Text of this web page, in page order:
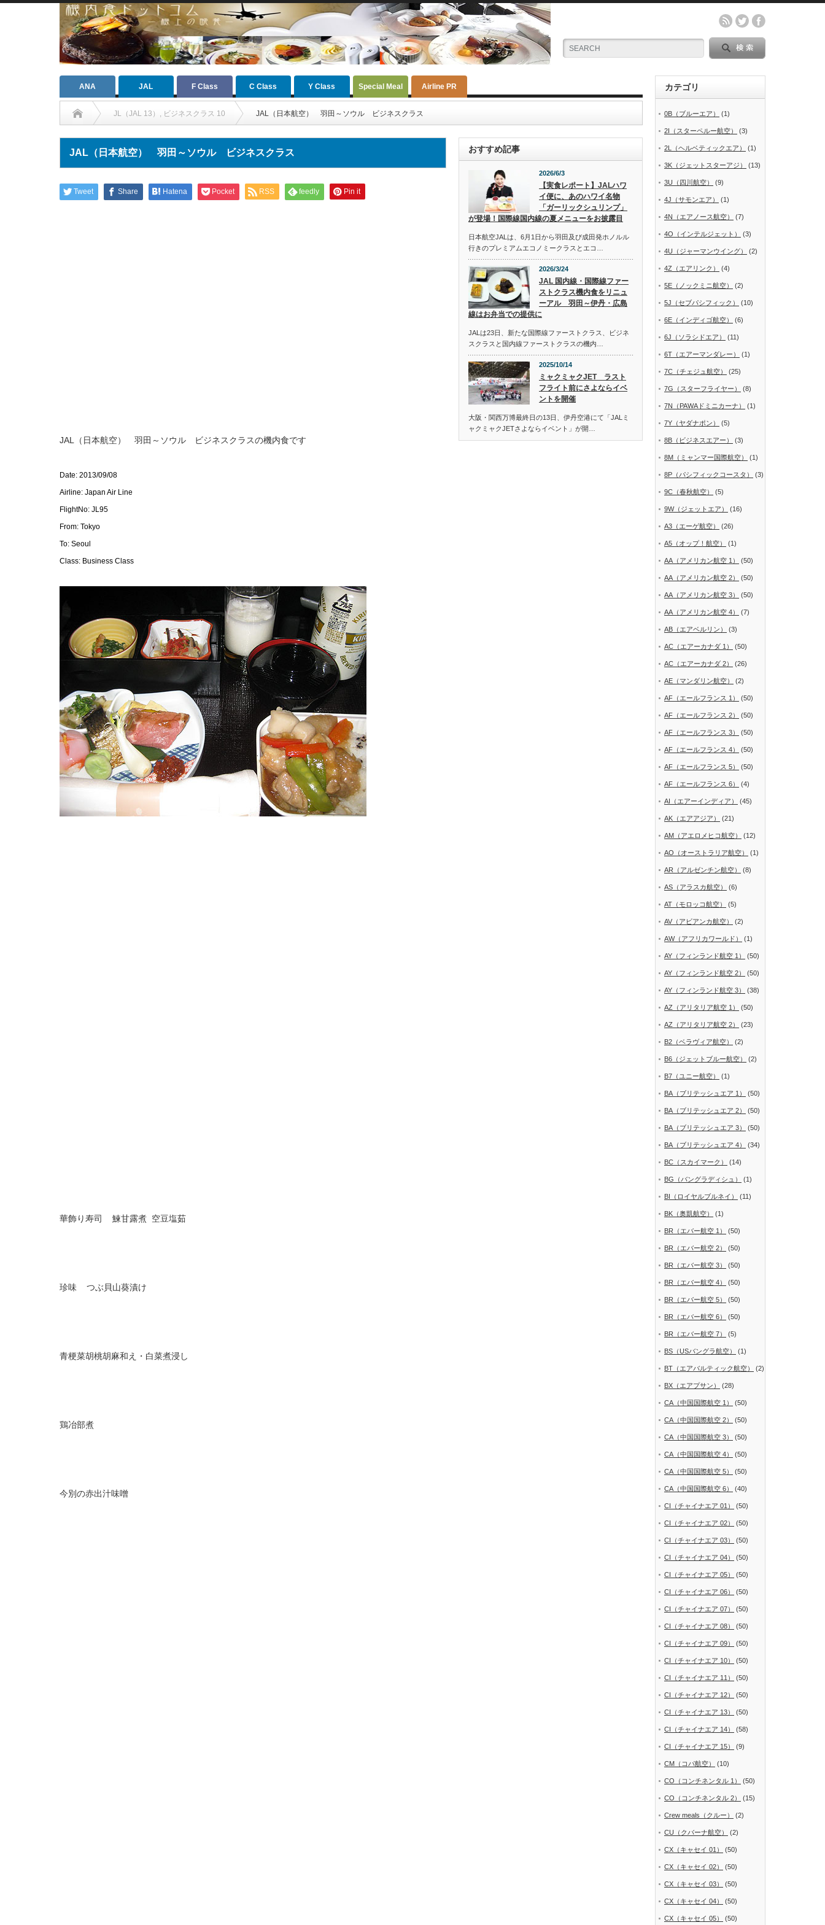
ANA JAL F Class C Class Y Class Special Meal Airline PR
JL（JAL 13） , ビジネスクラス 10 JAL（日本航空） 羽田～ソウル ビジネスクラス
JAL（日本航空） 羽田～ソウル ビジネスクラス
Tweet Share Hatena Pocket RSS feedly Pin it
JAL（日本航空） 羽田～ソウル ビジネスクラスの機内食です
Date: 2013/09/08
Airline: Japan Air Line
FlightNo: JL95
From: Tokyo
To: Seoul
Class: Business Class
華飾り寿司 鰊甘露煮 空豆塩茹
珍味 つぶ貝山葵漬け
青梗菜胡桃胡麻和え・白菜煮浸し
鶏冶部煮
今別の赤出汁味噌
おすすめ記事
2026/6/3
【実食レポート】JALハワ
イ便に、あのハワイ名物
「ガーリックシュリンプ」
が登場！国際線国内線の夏メニューをお披露目
日本航空JALは、6月1日から羽田及び成田発ホノルル
行きのプレミアムエコノミークラスとエコ…
2026/3/24
JAL 国内線・国際線ファー
ストクラス機内食をリニュ
ーアル 羽田～伊丹・広島
線はお弁当での提供に
JALは23日、新たな国際線ファーストクラス、ビジネ
スクラスと国内線ファーストクラスの機内…
2025/10/14
ミャクミャクJET ラスト
フライト前にさよならイベ
ントを開催
大阪・関西万博最終日の13日、伊丹空港にて「JALミ
ャクミャクJETさよならイベント」が開…
カテゴリ
0B（ブルーエア） (1)
2I（スターペルー航空） (3)
2L（ヘルベティックエア） (1)
3K（ジェットスターアジ） (13)
3U（四川航空） (9)
4J（サモンエア） (1)
4N（エアノース航空） (7)
4O（インテルジェット） (3)
4U（ジャーマンウイング） (2)
4Z（エアリンク） (4)
5E（ノックミニ航空） (2)
5J（セブパシフィック） (10)
6E（インディゴ航空） (6)
6J（ソラシドエア） (11)
6T（エアーマンダレー） (1)
7C（チェジュ航空） (25)
7G（スターフライヤー） (8)
7N（PAWAドミニカーナ） (1)
7Y（ヤダナポン） (5)
8B（ビジネスエアー） (3)
8M（ミャンマー国際航空） (1)
8P（パシフィックコースタ） (3)
9C（春秋航空） (5)
9W（ジェットエア） (16)
A3（エーゲ航空） (26)
A5（オップ！航空） (1)
AA（アメリカン航空 1） (50)
AA（アメリカン航空 2） (50)
AA（アメリカン航空 3） (50)
AA（アメリカン航空 4） (7)
AB（エアベルリン） (3)
AC（エアーカナダ 1） (50)
AC（エアーカナダ 2） (26)
AE（マンダリン航空） (2)
AF（エールフランス 1） (50)
AF（エールフランス 2） (50)
AF（エールフランス 3） (50)
AF（エールフランス 4） (50)
AF（エールフランス 5） (50)
AF（エールフランス 6） (4)
AI（エアーインディア） (45)
AK（エアアジア） (21)
AM（アエロメヒコ航空） (12)
AO（オーストラリア航空） (1)
AR（アルゼンチン航空） (8)
AS（アラスカ航空） (6)
AT（モロッコ航空） (5)
AV（アビアンカ航空） (2)
AW（アフリカワールド） (1)
AY（フィンランド航空 1） (50)
AY（フィンランド航空 2） (50)
AY（フィンランド航空 3） (38)
AZ（アリタリア航空 1） (50)
AZ（アリタリア航空 2） (23)
B2（ベラヴィア航空） (2)
B6（ジェットブルー航空） (2)
B7（ユニー航空） (1)
BA（ブリテッシュエア 1） (50)
BA（ブリテッシュエア 2） (50)
BA（ブリテッシュエア 3） (50)
BA（ブリテッシュエア 4） (34)
BC（スカイマーク） (14)
BG（バングラディシュ） (1)
BI（ロイヤルブルネイ） (11)
BK（奥凱航空） (1)
BR（エバー航空 1） (50)
BR（エバー航空 2） (50)
BR（エバー航空 3） (50)
BR（エバー航空 4） (50)
BR（エバー航空 5） (50)
BR（エバー航空 6） (50)
BR（エバー航空 7） (5)
BS（USバングラ航空） (1)
BT（エアバルティック航空） (2)
BX（エアプサン） (28)
CA（中国国際航空 1） (50)
CA（中国国際航空 2） (50)
CA（中国国際航空 3） (50)
CA（中国国際航空 4） (50)
CA（中国国際航空 5） (50)
CA（中国国際航空 6） (40)
CI（チャイナエア 01） (50)
CI（チャイナエア 02） (50)
CI（チャイナエア 03） (50)
CI（チャイナエア 04） (50)
CI（チャイナエア 05） (50)
CI（チャイナエア 06） (50)
CI（チャイナエア 07） (50)
CI（チャイナエア 08） (50)
CI（チャイナエア 09） (50)
CI（チャイナエア 10） (50)
CI（チャイナエア 11） (50)
CI（チャイナエア 12） (50)
CI（チャイナエア 13） (50)
CI（チャイナエア 14） (58)
CI（チャイナエア 15） (9)
CM（コパ航空） (10)
CO（コンチネンタル 1） (50)
CO（コンチネンタル 2） (15)
Crew meals（クルー） (2)
CU（クバーナ航空） (2)
CX（キャセイ 01） (50)
CX（キャセイ 02） (50)
CX（キャセイ 03） (50)
CX（キャセイ 04） (50)
CX（キャセイ 05） (50)